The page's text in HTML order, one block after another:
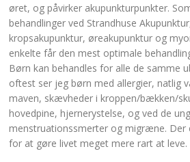
øret, og påvirker akupunkturpunkter.
behandlinger ved Strandhuse
kropsakupunktur, øreakupunktur og
enkelte får den mest optimale
Børn kan behandles for alle de samme
oftest ser jeg børn med allergier, natlig
maven, skævheder i kroppen/bækken/
hovedpine, hjernerystelse, og ved de
menstruationssmerter og migræne. Der
for at gøre livet meget mere rart at leve.